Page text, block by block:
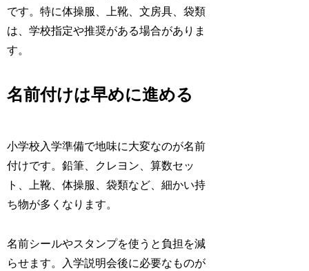
です。特に体操服、上靴、文房具、袋類
は、学校指定や推奨がある場合がありま
す。
名前付けは早めに進める
小学校入学準備で地味に大変なのが名前
付けです。鉛筆、クレヨン、算数セッ
ト、上靴、体操服、袋類など、細かい持
ち物が多くなります。
名前シールやスタンプを使うと負担を減
らせます。入学説明会後に必要なものが